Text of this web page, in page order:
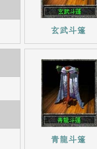
玄武斗篷
青龍斗篷